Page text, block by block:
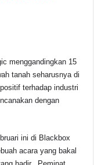
menggandingkan 15
tanah seharusnya di
terhadap industri
dengan
ini di Blackbox
acara yang bakal